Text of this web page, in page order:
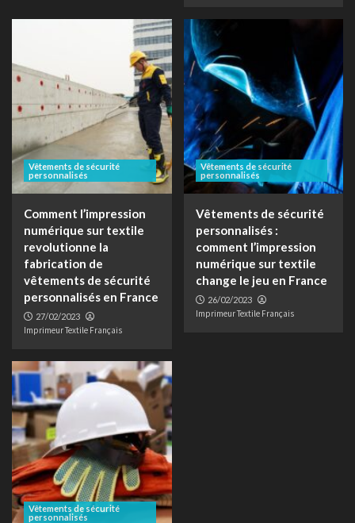
Vêtements de sécurité
personnalisés
Comment l’impression
numérique sur textile
revolutionne la
fabrication de
vêtements de sécurité
personnalisés en France
27/02/2023
Imprimeur Textile Français
Vêtements de sécurité
personnalisés
Vêtements de sécurité
personnalisés :
comment l’impression
numérique sur textile
change le jeu en France
26/02/2023
Imprimeur Textile Français
Vêtements de sécurité
personnalisés